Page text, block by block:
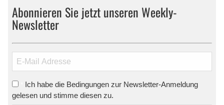
Abonnieren Sie jetzt unseren Weekly-
Newsletter
Ich habe die Bedingungen zur Newsletter-Anmeldung
gelesen und stimme diesen zu.